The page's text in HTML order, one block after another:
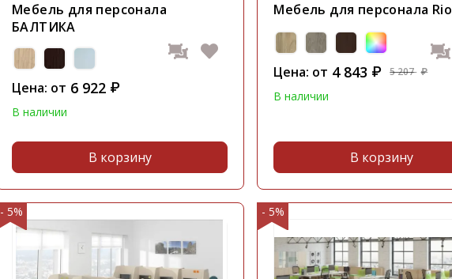
Мебель для персонала
БАЛТИКА
Цена: от 6 922 ₽
В наличии
В корзину
Мебель для персонала Rio
Цена: от 4 843 ₽ 5 207 ₽
В наличии
В корзину
- 5% - 5%